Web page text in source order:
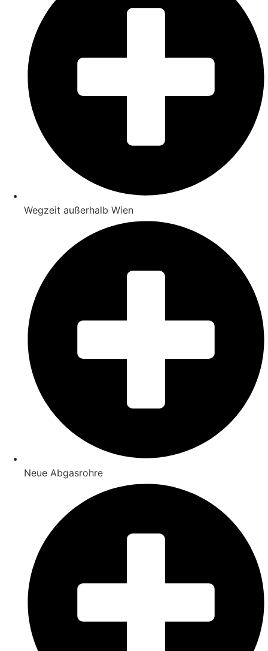
Wegzeit außerhalb Wien
Neue Abgasrohre